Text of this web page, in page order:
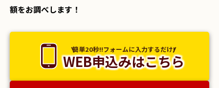
額をお調べします！
簡単20秒!!フォームに入力するだけ!
WEB申込みはこちら